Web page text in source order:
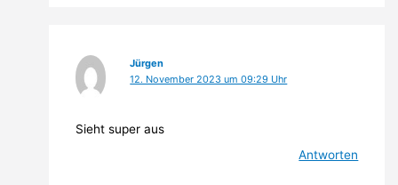
Jürgen
12. November 2023 um 09:29 Uhr
Sieht super aus
Antworten